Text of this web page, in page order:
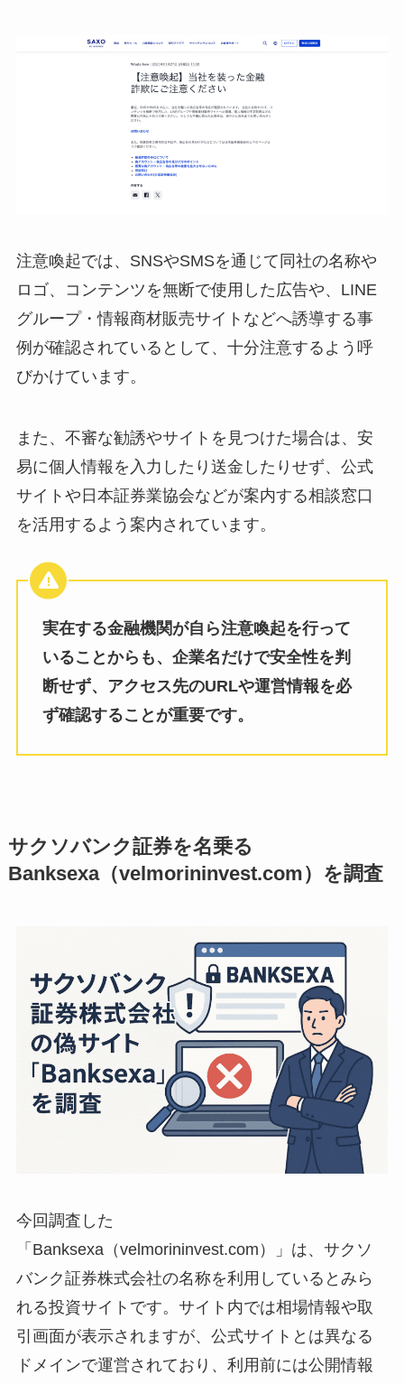
注意喚起では、SNSやSMSを通じて同社の名称や
ロゴ、コンテンツを無断で使用した広告や、LINE
グループ・情報商材販売サイトなどへ誘導する事
例が確認されているとして、十分注意するよう呼
びかけています。
また、不審な勧誘やサイトを見つけた場合は、安
易に個人情報を入力したり送金したりせず、公式
サイトや日本証券業協会などが案内する相談窓口
を活用するよう案内されています。
実在する金融機関が自ら注意喚起を行って
いることからも、企業名だけで安全性を判
断せず、アクセス先のURLや運営情報を必
ず確認することが重要です。
サクソバンク証券を名乗る
Banksexa（velmorininvest.com）を調査
今回調査した
「Banksexa（velmorininvest.com）」は、サクソ
バンク証券株式会社の名称を利用しているとみら
れる投資サイトです。サイト内では相場情報や取
引画面が表示されますが、公式サイトとは異なる
ドメインで運営されており、利用前には公開情報